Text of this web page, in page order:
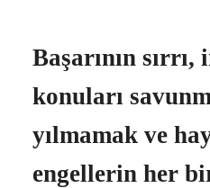
Başarının sırrı,
konuları
yılmamak ve
engellerin her